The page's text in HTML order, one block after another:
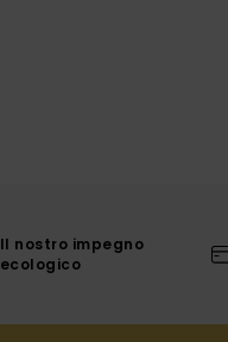
Il nostro impegno
ecologico